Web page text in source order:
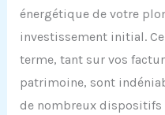
énergétique de votre
investissement initial.
terme, tant sur vos
patrimoine, sont
de nombreux dispositifs